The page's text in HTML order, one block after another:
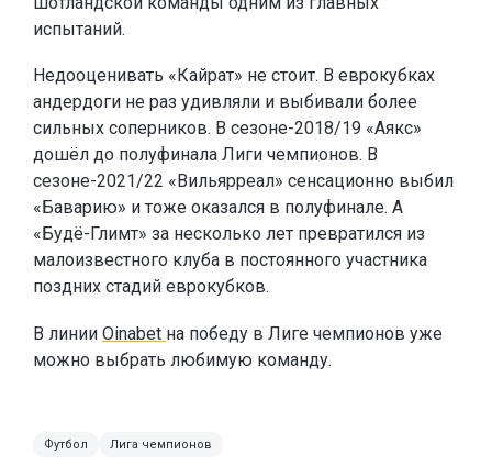
испытаний.
Недооценивать «Кайрат» не стоит. В еврокубках
андердоги не раз удивляли и выбивали более
сильных соперников. В сезоне-2018/19 «Аякс»
дошёл до полуфинала Лиги чемпионов. В
сезоне-2021/22 «Вильярреал» сенсационно выбил
«Баварию» и тоже оказался в полуфинале. А
«Будё-Глимт» за несколько лет превратился из
малоизвестного клуба в постоянного участника
поздних стадий еврокубков.
В линии Oinabet на победу в Лиге чемпионов уже
можно выбрать любимую команду.
Футбол Лига чемпионов